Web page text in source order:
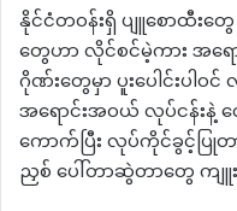
နိုင်ငံတဝန်းရှိ ပျူစောထီ
တွေဟာ လိုင်စင်မဲ့ကား အရေ
ဂိုဏ်းတွေမှာ ပူးပေါင်းပါ
အရောင်းအဝယ် လုပ်ငန်းနဲ့
ကောက်ပြီး လုပ်ကိုင်ခွင့်ပြု
ညှစ် ပေါ်တာဆွဲတာတွေ ကျူ